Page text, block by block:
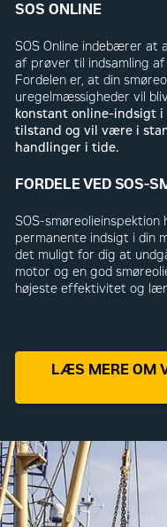
SOS ONLINE
SOS Online indebærer
af prøver til indsamling
Fordelen er, at din
uregelmæssigheder vil
konstant online-indsigt
tilstand og vil være i
handlinger i tide.
FORDELE VED SOS-
SOS-
permanente indsigt i din
det muligt for dig at
motor og en god
højeste effektivitet og
LÆS MERE OM